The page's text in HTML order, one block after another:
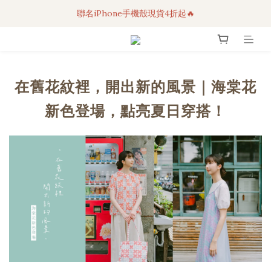
3C科技好物｜任選2件95折！
聯名iPhone手機殼現貨4折起🔥
超人氣聯名自動傘任2件9折！
在舊花紋裡，開出新的風景｜海棠花
新色登場，點亮夏日穿搭！